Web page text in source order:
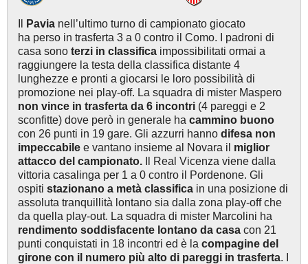
Pavia nell’ultimo turno di campionato giocato
ha perso in trasferta 3 a 0 contro il Como. I padroni di
casa sono terzi in classifica impossibilitati ormai a
raggiungere la testa della classifica distante 4
lunghezze e pronti a giocarsi le loro possibilità di
promozione nei play-off. La squadra di mister Maspero
non vince in trasferta da 6 incontri (4 pareggi e 2
sconfitte) dove però in generale ha cammino buono
con 26 punti in 19 gare. Gli azzurri hanno difesa non
impeccabile e vantano insieme al Novara il miglior
attacco del campionato. Il Real Vicenza viene dalla
vittoria casalinga per 1 a 0 contro il Pordenone. Gli
ospiti stazionano a metà classifica in una posizione di
assoluta tranquillità lontano sia dalla zona play-off che
da quella play-out. La squadra di mister Marcolini ha
rendimento soddisfacente lontano da casa con 21
punti conquistati in 18 incontri ed è la compagine del
girone con il numero più alto di pareggi in trasferta. I